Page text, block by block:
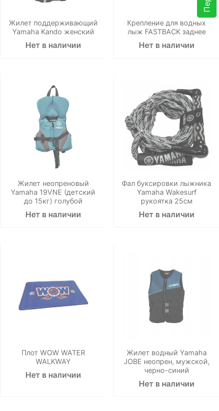
Жилет поддерживающий
Yamaha Kando женский
Нет в наличии
Крепление для водных
лыж FASTBACK заднее
Нет в наличии
Жилет неопреновый
Yamaha 19VNE (детский
до 15кг) голубой
Нет в наличии
Фал буксировки лыжника
Yamaha Wakesurf
рукоятка 25см
Нет в наличии
Плот WOW WATER
WALKWAY
Нет в наличии
Жилет водный Yamaha
JOBE неопрен, мужской,
черно-синий
Нет в наличии